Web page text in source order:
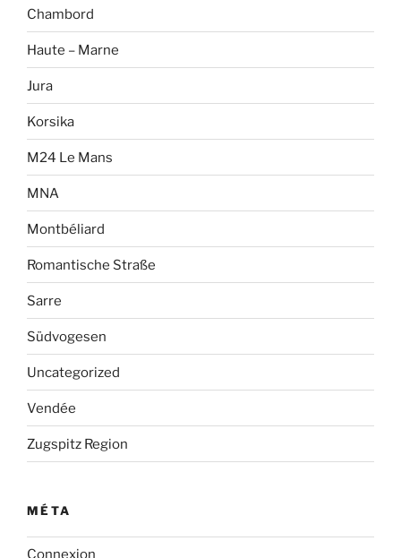
Chambord
Haute – Marne
Jura
Korsika
M24 Le Mans
MNA
Montbéliard
Romantische Straße
Sarre
Südvogesen
Uncategorized
Vendée
Zugspitz Region
MÉTA
Connexion